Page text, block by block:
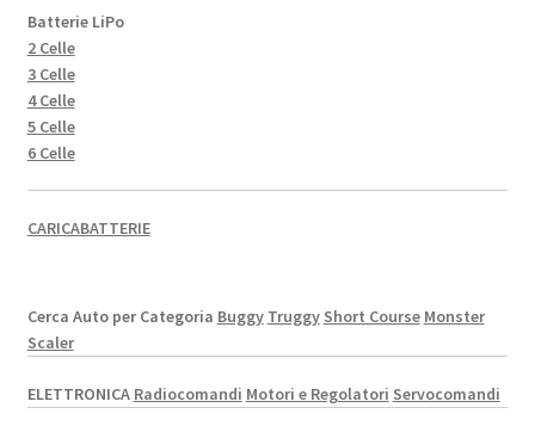
Batterie LiPo
2 Celle
3 Celle
4 Celle
5 Celle
6 Celle
CARICABATTERIE
Cerca Auto per Categoria Buggy Truggy Short Course Monster
Scaler
ELETTRONICA Radiocomandi Motori e Regolatori Servocomandi